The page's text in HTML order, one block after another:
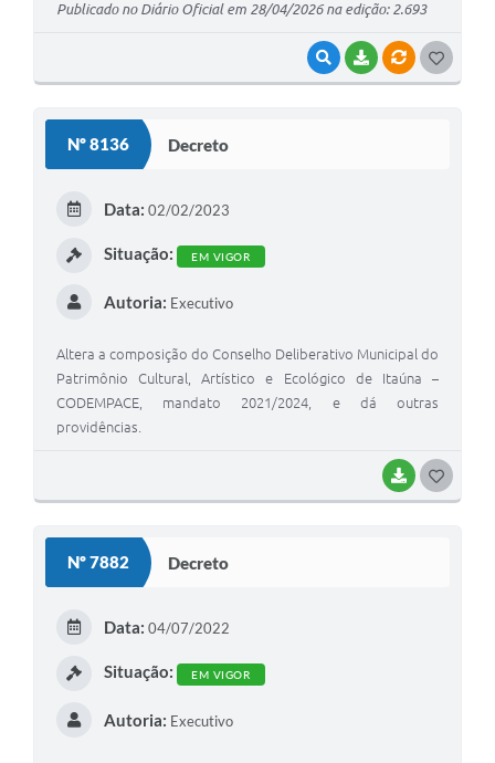
VISUALIZAR
BAIXARVÍNCULOS
Publicado no Diário Oficial em 28/04/2026 na edição: 2.693
Nº 8136 Decreto
BAIXAR
Data: 02/02/2023
Situação: EM VIGOR
Autoria: Executivo
Altera a composição do Conselho Deliberativo Municipal do
Patrimônio Cultural, Artístico e Ecológico de Itaúna –
CODEMPACE, mandato 2021/2024, e dá outras
providências.
Nº 7882 Decreto
Data: 04/07/2022
Situação: EM VIGOR
Autoria: Executivo